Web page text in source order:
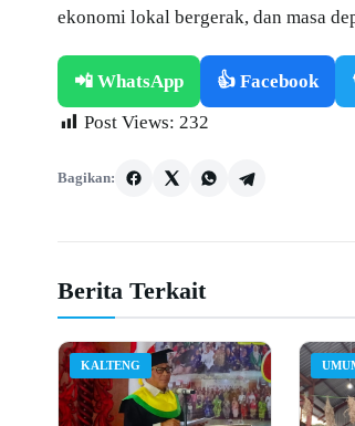
ekonomi lokal bergerak, dan masa
📲 WhatsApp 👍 Facebook
Post Views: 232
Bagikan:
Berita Terkait
KALTENG